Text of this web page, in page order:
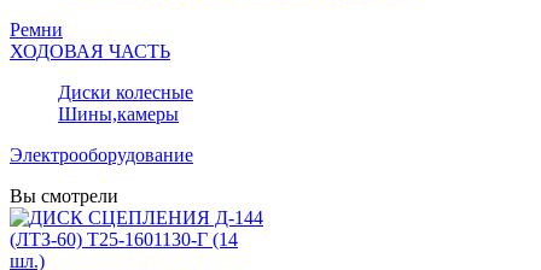
Ремни
ХОДОВАЯ ЧАСТЬ
Диски колесные
Шины,камеры
Электрооборудование
Вы смотрели